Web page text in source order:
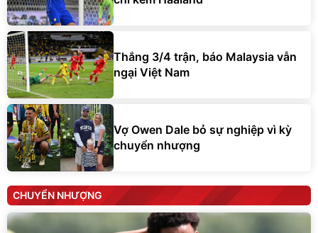
Thắng 3/4 trận, báo Malaysia vẫn
ngại Việt Nam
Vợ Owen Dale bỏ sự nghiệp vì kỳ
chuyển nhượng
CHUYỂN NHƯỢNG